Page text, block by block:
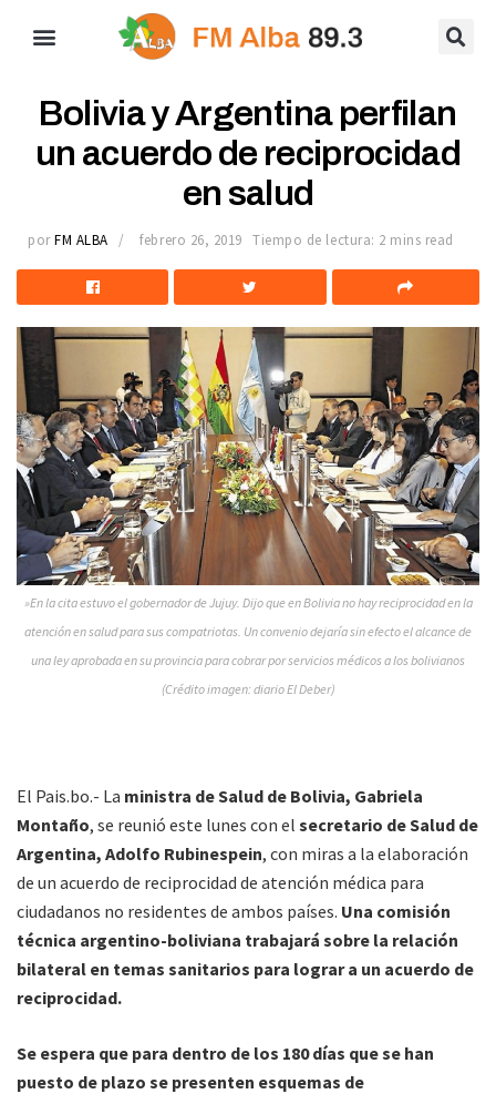
Bolivia y Argentina perfilan
un acuerdo de reciprocidad
en salud
por FM ALBA febrero 26, 2019 Tiempo de lectura: 2 mins read
»En la cita estuvo el gobernador de Jujuy. Dijo que en Bolivia no hay reciprocidad en la
atención en salud para sus compatriotas. Un convenio dejaría sin efecto el alcance de
una ley aprobada en su provincia para cobrar por servicios médicos a los bolivianos
(Crédito imagen: diario El Deber)
El Pais.bo.- La ministra de Salud de Bolivia, Gabriela
Montaño, se reunió este lunes con el secretario de Salud de
Argentina, Adolfo Rubinespein, con miras a la elaboración
de un acuerdo de reciprocidad de atención médica para
ciudadanos no residentes de ambos países. Una comisión
técnica argentino-boliviana trabajará sobre la relación
bilateral en temas sanitarios para lograr a un acuerdo de
reciprocidad.
Se espera que para dentro de los 180 días que se han
puesto de plazo se presenten esquemas de